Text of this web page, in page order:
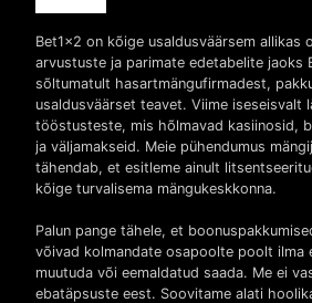
Bet1x2 on kõige usaldusväärsem allikas
arvustuste ja parimate edetabelite jaoks
sõltumatult hasartmängufirmadest,
usaldusväärset teavet. Viime iseseisvalt
tööstusteste, mis hõlmavad kasiinosid,
ja väljamakseid. Meie pühendumus
tähendab, et esitleme ainult
kõige turvalisema mängukeskkonna.
Palun pange tähele, et
võivad kolmandate osapoolte poolt ilma
muutuda või eemaldatud saada. Me ei
ebatäpsuste eest. Soovitame alati